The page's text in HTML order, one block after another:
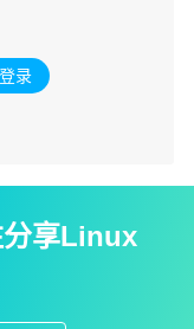
登录 。
分享Linux